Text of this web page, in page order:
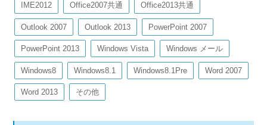
IME2012 Office2007共通 Office2013共通
Outlook 2007 Outlook 2013 PowerPoint 2007
PowerPoint 2013 Windows Vista Windows メール
Windows8 Windows8.1 Windows8.1Pre Word 2007
Word 2013 その他